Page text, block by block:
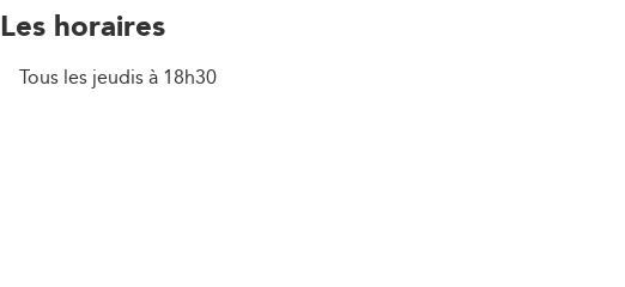
Les horaires
Tous les jeudis à 18h30